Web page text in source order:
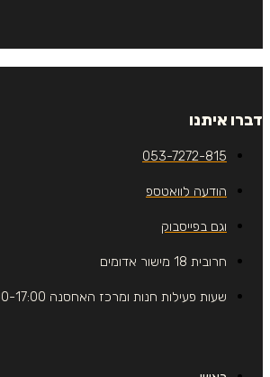
דברו איתנו
053-7272-815
הודעה לוואטספ
וגם בפייסבוק
חרובית 18 מישור אדומים
שעות פעילות חנות ומרכז האחסנה 8:00-17:00